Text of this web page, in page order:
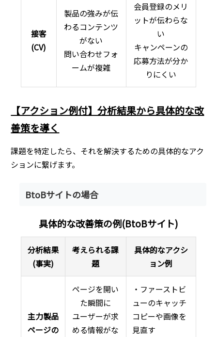
接客
(CV)
製品の強みが伝
わるコンテンツ
がない
問い合わせフォ
ームが複雑
会員登録のメリ
ットが伝わらな
い
キャンペーンの
応募方法が分か
りにくい
【アクション例付】分析結果から具体的な改
善策を導く
課題を特定したら、それを解決するための具体的なアク
ションに繋げます。
BtoBサイトの場合
具体的な改善策の例(BtoBサイト)
分析結果
(事実)
考えられる課
題
具体的なアクシ
ョン例
主力製品
ページの
ページを開い
た瞬間に
ユーザーが求
める情報がな
・ファーストビ
ューのキャッチ
コピーや画像を
見直す